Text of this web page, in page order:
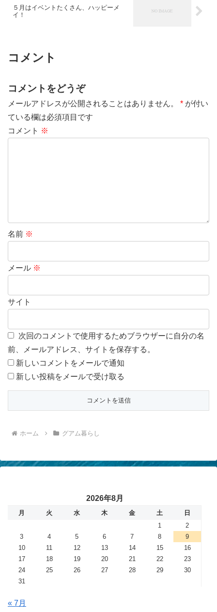
５月はイベントたくさん、ハッピーメ
イ！
コメント
コメントをどうぞ
メールアドレスが公開されることはありません。 * が付い
ている欄は必須項目です
コメント ※
名前 ※
メール ※
サイト
次回のコメントで使用するためブラウザーに自分の名
前、メールアドレス、サイトを保存する。
新しいコメントをメールで通知
新しい投稿をメールで受け取る
ホーム グアム暮らし
2026年8月
月 火 水 木 金 土
日
1
2
3
4 5 6 7 8
9
10
11 12 13 14 15
16
17
18 19 20 21 22
23
24
25 26 27 28 29
30
31
« 7月